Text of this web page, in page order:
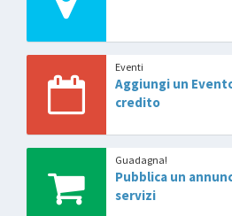
Eventi
Aggiungi un
credito
Guadagna!
Pubblica un
servizi